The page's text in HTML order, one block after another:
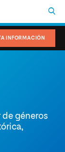
INFORMACIÓN
géneros